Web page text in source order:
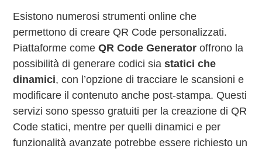
Esistono numerosi strumenti online che
permettono di creare QR Code personalizzati.
Piattaforme comeQR Code Generator offrono la
possibilità di generare codici siastatici che
dinamici, con l’opzione di tracciare le scansioni e
modificare il contenuto anche post-stampa. Questi
servizi sono spesso gratuiti per la creazione di QR
Code statici, mentre per quelli dinamici e per
funzionalità avanzate potrebbe essere richiesto un